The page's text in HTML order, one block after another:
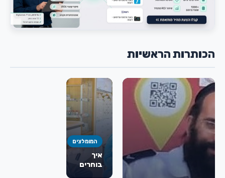
הכותרות הראשיות
המומלצים
איך
בוחרים